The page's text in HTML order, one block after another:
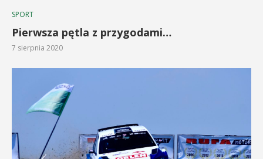
SPORT
Pierwsza pętla z przygodami…
7 sierpnia 2020